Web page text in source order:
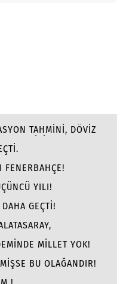
TAHMİNİ, DÖVİZ
YILI!
GEÇTİ!
MİLLET YOK!
BU OLAĞANDIR!